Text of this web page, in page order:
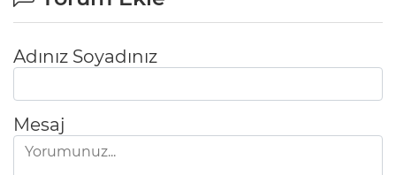
Adınız Soyadınız
Mesaj